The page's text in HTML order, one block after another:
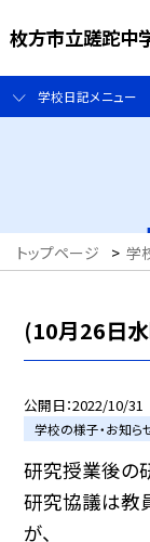
枚方市立蹉跎中
学校日記メニュー
トップページ > 学
(10月26日水
公開日 2022/10/31
学校の様子・お知ら
研究授業後の
研究協議は教
が、